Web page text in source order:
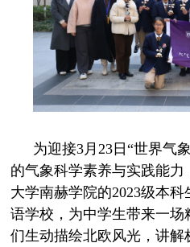
为迎接3月23日“世界气
的气象科学素养与实践能力
大学南赫学院的2023级本
语学校，为中学生带来一
们生动描绘北欧风光，讲